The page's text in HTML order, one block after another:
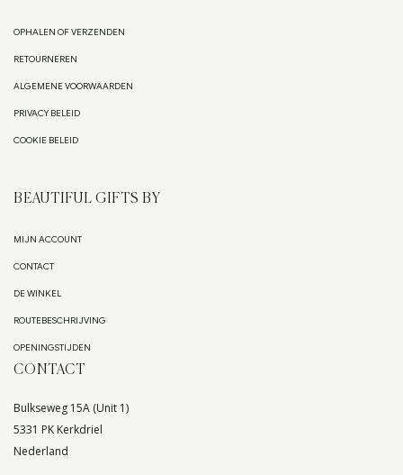
OPHALEN OF VERZENDEN
RETOURNEREN
ALGEMENE VOORWAARDEN
PRIVACY BELEID
COOKIE BELEID
BEAUTIFUL GIFTS BY
MIJN ACCOUNT
CONTACT
DE WINKEL
ROUTEBESCHRIJVING
OPENINGSTIJDEN
CONTACT
Bulkseweg 15A (Unit 1)
5331 PK Kerkdriel
Nederland